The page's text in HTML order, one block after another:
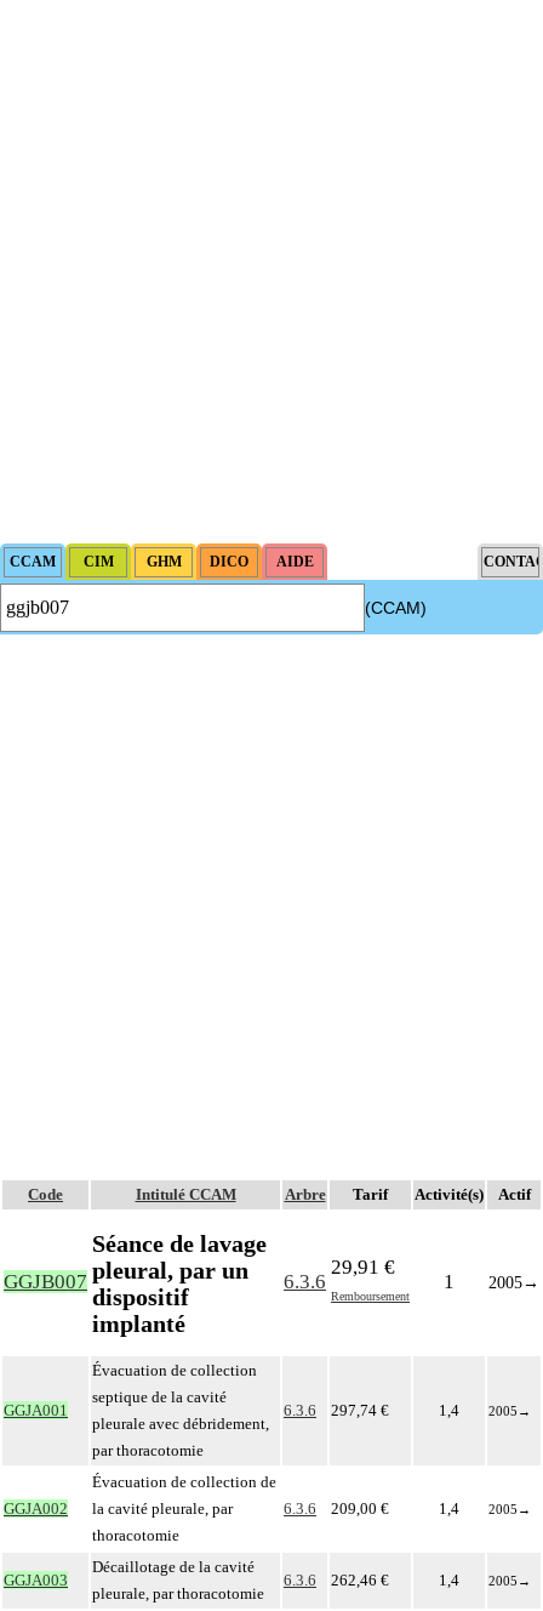
(CCAM)
Code Intitulé CCAM Arbre Tarif Activité(s) Actif
GGJB007
Séance de lavage
pleural, par un
dispositif
implanté
6.3.6
29,91 €
Remboursement
1 2005→
GGJA001
Évacuation de collection
septique de la cavité
pleurale avec débridement,
par thoracotomie
6.3.6 297,74 € 1,4 2005 →
GGJA002
Évacuation de collection de
la cavité pleurale, par
thoracotomie
6.3.6 209,00 € 1,4 2005 →
GGJA003
Décaillotage de la cavité
pleurale, par thoracotomie
6.3.6 262,46 € 1,4 2005 →